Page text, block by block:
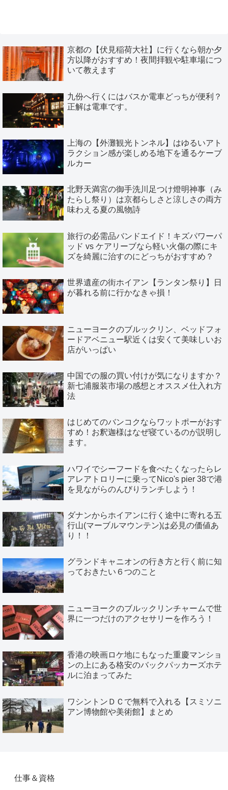
京都の【伏見稲荷大社】に行くなら朝か夕
方以降がおすすめ！夜間拝観や駐車場につ
いて教えます
九份へ行くにはバスか電車どっちが便利？
正解は電車です。
上海の【外灘観光トンネル】はゆるいアト
ラクション感が楽しめる地下を通るケーブ
ルカー
北野天満宮の御手洗川足つけ燈明神事（み
たらし祭り）は京都らしさと涼しさの両方
味わえる夏の風物詩
旅行の必需品バンドエイド！キズパワーパ
ッド vs ケアリーブなら軽い火傷の際にキ
ズを綺麗に治すのにどっちがおすすめ？
世界遺産の街ホイアン【ランタン祭り】日
が暮れる前に行かなきゃ損！
ニューヨークのブルックリン、ベッドフォ
ードアベニュー駅近くは安くて美味しいお
店がいっぱい
中国での服の買い付けが気になりますか？
新七浦服装市場の感想とオススメ仕入れ方
法
はじめてのバンコクならワットポーがおす
すめ！お釈迦様はなぜ寝ているのが説明し
ます。
ハワイでシーフードを食べたくなったらレ
アレアトロリーに乗ってNico's pier 38で港
を見ながらのんびりランチしよう！
ダナンからホイアンに行く途中に寄れる五
行山(マーブルマウンテン)は必見の価値あ
り！！
グランドキャニオンの行き方と行く前に知
っておきたい６つのこと
ニューヨークのブルックリンチャームで世
界に一つだけのアクセサリーを作ろう！
香港の映画ロケ地にもなった重慶マンショ
ンの上にある格安のバックパッカーズホテ
ルに泊まってみた
ワシントンＤＣで無料で入れる【スミソニ
アン博物館や美術館】まとめ
仕事＆資格